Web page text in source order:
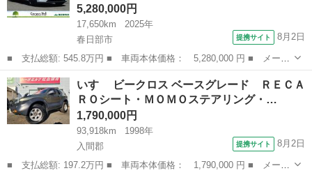
5,280,000円
17,650km
2025年
春日部市
提携サイト 8月2日
■ 支払総額: 545.8万円 ■ 車両本体価格： 5,280,000 円 ■ メーカ
ー名： テスラ ■ 車種名： モデルＹ ■ グレード名： ＲＷＤ
後期モデル ブラックレザー ガラスルーフ リア席モニター リア
席用モニ...
埼玉 春日部市 その他
いすゞ ビークロス ベースグレード ＲＥＣＡ
ＲＯシート・ＭＯＭＯステアリング・…
1,790,000円
93,918km
1998年
入間郡
提携サイト 8月2日
■ 支払総額: 197.2万円 ■ 車両本体価格： 1,790,000 円 ■ メーカ